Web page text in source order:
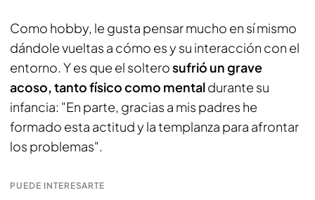
Como hobby, le gusta pensar mucho en sí mismo
dándole vueltas a cómo es y su interacción con el
entorno. Y es que el solterosufrió un grave
acoso, tanto físico como mentaldurante su
infancia: "En parte, gracias a mis padres he
formado esta actitud y la templanza para afrontar
los problemas".
PUEDE INTERESARTE